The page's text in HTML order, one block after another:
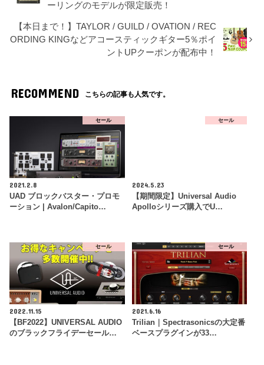
ーリングのモデルが限定販売！
【本日まで！】TAYLOR / GUILD / OVATION / REC
ORDING KINGなどアコースティックギター5％ポイ
ントUPクーポンが配布中！
RECOMMEND こちらの記事も人気です。
セール
2021.2.8
UAD ブロックバスター・プロモ
ーション | Avalon/Capito…
セール
2024.5.23
【期間限定】Universal Audio
Apolloシリーズ購入でU…
セール
2022.11.15
【BF2022】UNIVERSAL AUDIO
のブラックフライデーセール…
セール
2021.6.16
Trilian｜Spectrasonicsの大定番
ベースプラグインが33…